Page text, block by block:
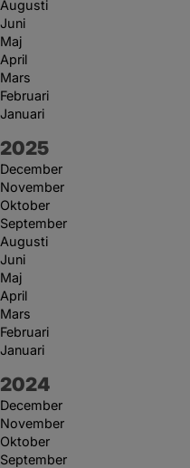
Augusti
Juni
Maj
April
Mars
Februari
Januari
År:
2025
December
November
Oktober
September
Augusti
Juni
Maj
April
Mars
Februari
Januari
År:
2024
December
November
Oktober
September